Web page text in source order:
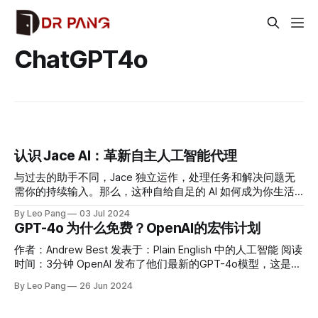
ChatGPT4o
认识 Jace AI：革新自主人工智能代理
与过去的助手不同，Jace 独立运作，处理任务和解决问题无
需你的持续输入。那么，这种自给自足的 AI 如何成为你生活
By Leo Pang 03 Jul 2024
GPT-4o 为什么免费？OpenAI的宏伟计划
作者：Andrew Best 发表于：Plain English 中的人工智能 阅读
时间：3分钟 OpenAI 发布了他们最新的GPT-4o模型，这是迄
多么出色，而是他们允许所有人免费使用它。 这让我开始思
By Leo Pang 26 Jun 2024